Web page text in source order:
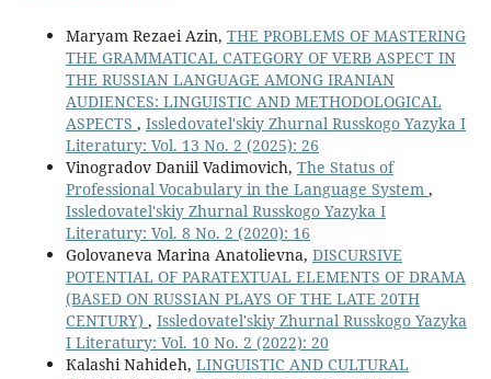
Maryam Rezaei Azin, THE PROBLEMS OF MASTERING
THE GRAMMATICAL CATEGORY OF VERB ASPECT IN
THE RUSSIAN LANGUAGE AMONG IRANIAN
AUDIENCES: LINGUISTIC AND METHODOLOGICAL
ASPECTS , Issledovatel'skiy Zhurnal Russkogo Yazyka I
Literatury: Vol. 13 No. 2 (2025): 26
Vinogradov Daniil Vadimovich, The Status of
Professional Vocabulary in the Language System ,
Issledovatel'skiy Zhurnal Russkogo Yazyka I
Literatury: Vol. 8 No. 2 (2020): 16
Golovaneva Marina Anatolievna, DISCURSIVE
POTENTIAL OF PARATEXTUAL ELEMENTS OF DRAMA
(BASED ON RUSSIAN PLAYS OF THE LATE 20TH
CENTURY) , Issledovatel'skiy Zhurnal Russkogo Yazyka
I Literatury: Vol. 10 No. 2 (2022): 20
Кalashi Nahideh, LINGUISTIC AND CULTURAL